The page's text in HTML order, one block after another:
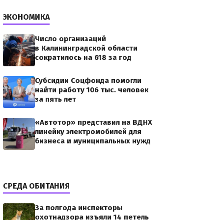
ЭКОНОМИКА
Число организаций
в Калининградской области
сократилось на 618 за год
Субсидии Соцфонда помогли
найти работу 106 тыс. человек
за пять лет
«Автотор» представил на ВДНХ
линейку электромобилей для
бизнеса и муниципальных нужд
СРЕДА ОБИТАНИЯ
За полгода инспекторы
охотнадзора изъяли 14 петель